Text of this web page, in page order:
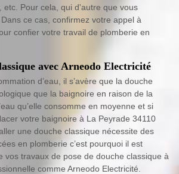
etc. Pour cela, qui d'autre que vous
ce cas, confirmez votre appel à
confier votre travail de plomberie en
avec Arneodo Electricité
d’eau, il s’avère que la douche
que la baignoire en raison de la
qu’elle consomme en moyenne et si
votre baignoire à La Peyrade 34110
une douche classique nécessite des
en plomberie c’est pourquoi il est
vos travaux de pose de douche classique à
comme Arneodo Electricité.